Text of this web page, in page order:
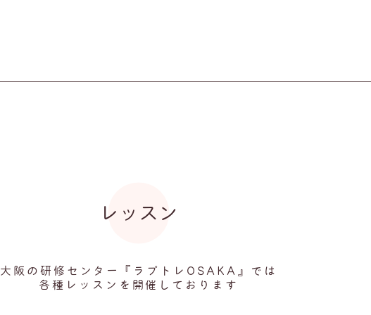
レッスン
大阪の研修センター『ラプトレOSAKA』では
各種レッスンを開催しております